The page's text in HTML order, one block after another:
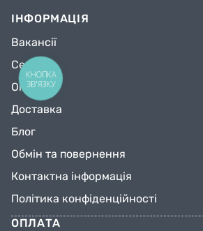
ІНФОРМАЦІЯ
Вакансії
Сервіс
Оплата
Доставка
Блог
Обмін та повернення
Контактна інформація
Політика конфіденційності
ОПЛАТА
КНОПКА
ЗВ'ЯЗКУ